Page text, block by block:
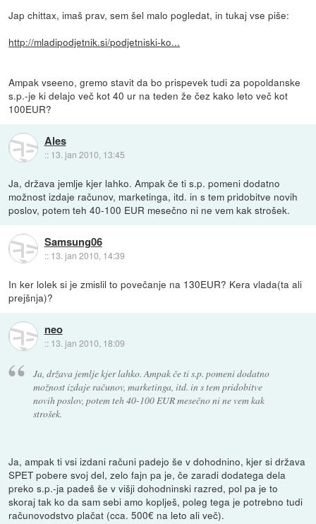
Jap chittax, imaš prav, sem šel malo pogledat, in tukaj vse piše:
http://mladipodjetnik.si/podjetniski-ko...
Ampak vseeno, gremo stavit da bo prispevek tudi za popoldanske
s.p.-je ki delajo več kot 40 ur na teden že čez kako leto več kot
100EUR?
Ales
:: 13. jan 2010, 13:45
Ja, država jemlje kjer lahko. Ampak če ti s.p. pomeni dodatno
možnost izdaje računov, marketinga, itd. in s tem pridobitve novih
poslov, potem teh 40-100 EUR mesečno ni ne vem kak strošek.
Samsung06
:: 13. jan 2010, 14:39
In ker lolek si je zmislil to povečanje na 130EUR? Kera vlada(ta ali
prejšnja)?
neo
:: 13. jan 2010, 18:09
Ja, država jemlje kjer lahko. Ampak če ti s.p. pomeni dodatno
možnost izdaje računov, marketinga, itd. in s tem pridobitve
novih poslov, potem teh 40-100 EUR mesečno ni ne vem kak
strošek.
Ja, ampak ti vsi izdani računi padejo še v dohodnino, kjer si država
SPET pobere svoj del, zelo fajn pa je, če zaradi dodatega dela
preko s.p.-ja padeš še v višji dohodninski razred, pol pa je to
skoraj tak ko da sam sebi amo koplješ, poleg tega je potrebno tudi
računovodstvo plačat (cca. 500€ na leto ali več).